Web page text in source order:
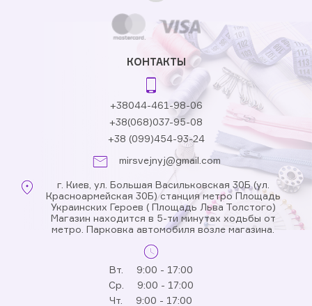
КОНТАКТЫ
+38044-461-98-06
+38(068)037-95-08
+38 (099)454-93-24
mirsvejnyj@gmail.com
г. Киев, ул. Большая Васильковская 30Б (ул.
Красноармейская 30Б) станция метро Площадь
Украинских Героев ( Площадь Льва Толстого)
Магазин находится в 5-ти минутах ходьбы от
метро. Парковка автомобиля возле магазина.
Вт.
9:00 - 17:00
Ср.
9:00 - 17:00
Чт.
9:00 - 17:00